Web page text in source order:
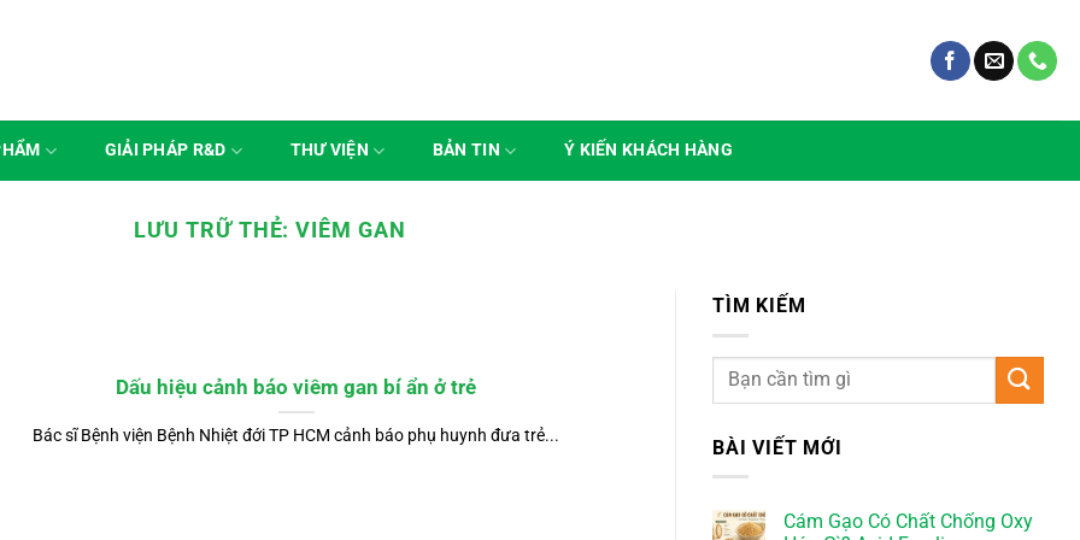
GIẢI PHÁP R&D THƯ VIỆN BẢN TIN Ý KIẾN KHÁCH HÀNG
LƯU TRỮ THẺ:VIÊM GAN
Dấu hiệu cảnh báo viêm gan bí ẩn ở trẻ
Bác sĩ Bệnh viện Bệnh Nhiệt đới TP HCM cảnh báo phụ huynh đưa trẻ...
TÌM KIẾM
BÀI VIẾT MỚI
Cám Gạo Có Chất Chống Oxy